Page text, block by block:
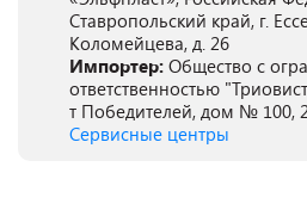
Ставропольский край, г.
Коломейцева, д. 26
Импортер: Общество с
ответственностью
т Победителей, дом № 100,
Сервисные центры